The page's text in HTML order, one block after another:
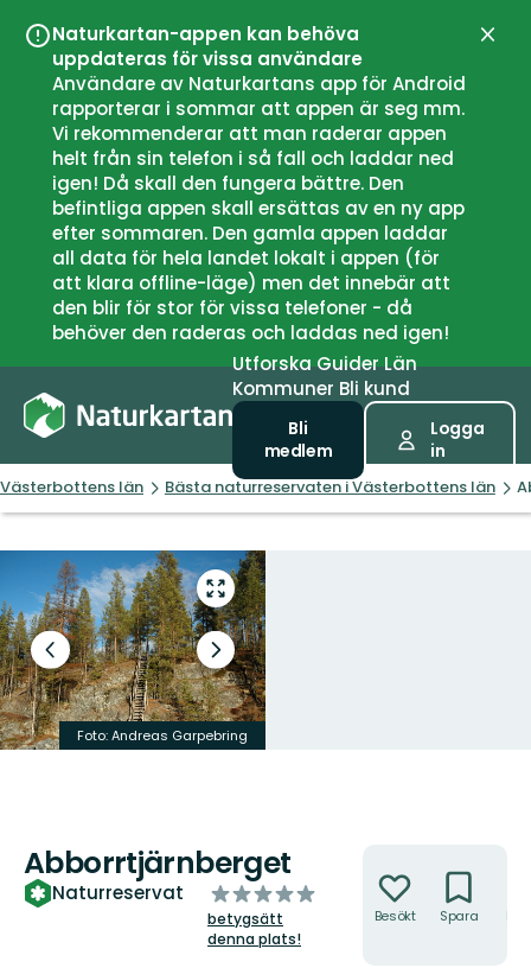
Naturkartan-appen kan behöva
uppdateras för vissa användare
Användare av Naturkartans app för Android
rapporterar i sommar att appen är seg mm.
Vi rekommenderar att man raderar appen
helt från sin telefon i så fall och laddar ned
igen! Då skall den fungera bättre. Den
befintliga appen skall ersättas av en ny app
efter sommaren. Den gamla appen laddar
all data för hela landet lokalt i appen (för
att klara offline-läge) men det innebär att
den blir för stor för vissa telefoner - då
behöver den raderas och laddas ned igen!
UtforskaGuiderLän
Kommuner Bli kund
Bli
medlem
Logga
in
Västerbottens län Bästa naturreservaten i Västerbottens län
Gå
till
helskärmsläge
Föregående
bild
Nästa
bildspel
Foto: Andreas Garpebring
Abborrtjärnberget
Naturreservat
av
5
stjärnor
betygsätt
denna plats!
Besökt Spara